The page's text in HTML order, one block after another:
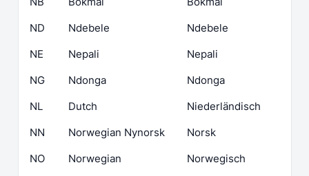
ND
Ndebele
Ndebele
NE
Nepali
Nepali
NG
Ndonga
Ndonga
NL
Dutch
Niederländisch
NN
Norwegian Nynorsk
Norsk
NO
Norwegian
Norwegisch